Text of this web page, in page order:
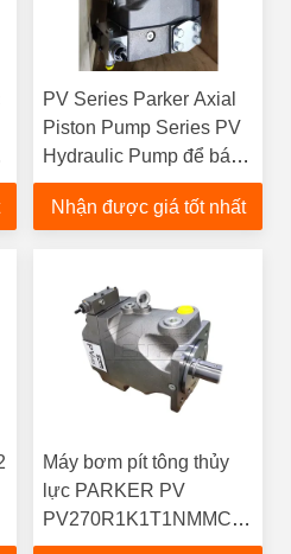
PV Series Parker Axial
Piston Pump Series PV
Hydraulic Pump để bán
24v Motor Truckraft
Parker PV140
Nhận được giá tốt nhất
Máy bơm pít tông thủy
lực PARKER PV
PV270R1K1T1NMMC
PV046R1K1T1NMFC